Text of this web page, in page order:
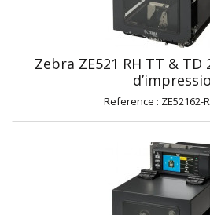
Zebra ZE521 RH TT &
Reference : ZE52162-